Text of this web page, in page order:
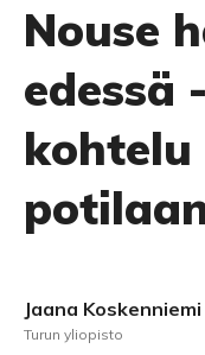
Nouse
edessä
kohtelu
Jaana Koskenniemi
Turun yliopisto